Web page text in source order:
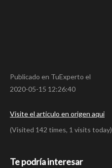
Publicado en TuExperto el
2020-05-15 12:26:40
Visite el articulo en origen aqui
(Visited 142 times, 1 visits today)
Te podría interesar